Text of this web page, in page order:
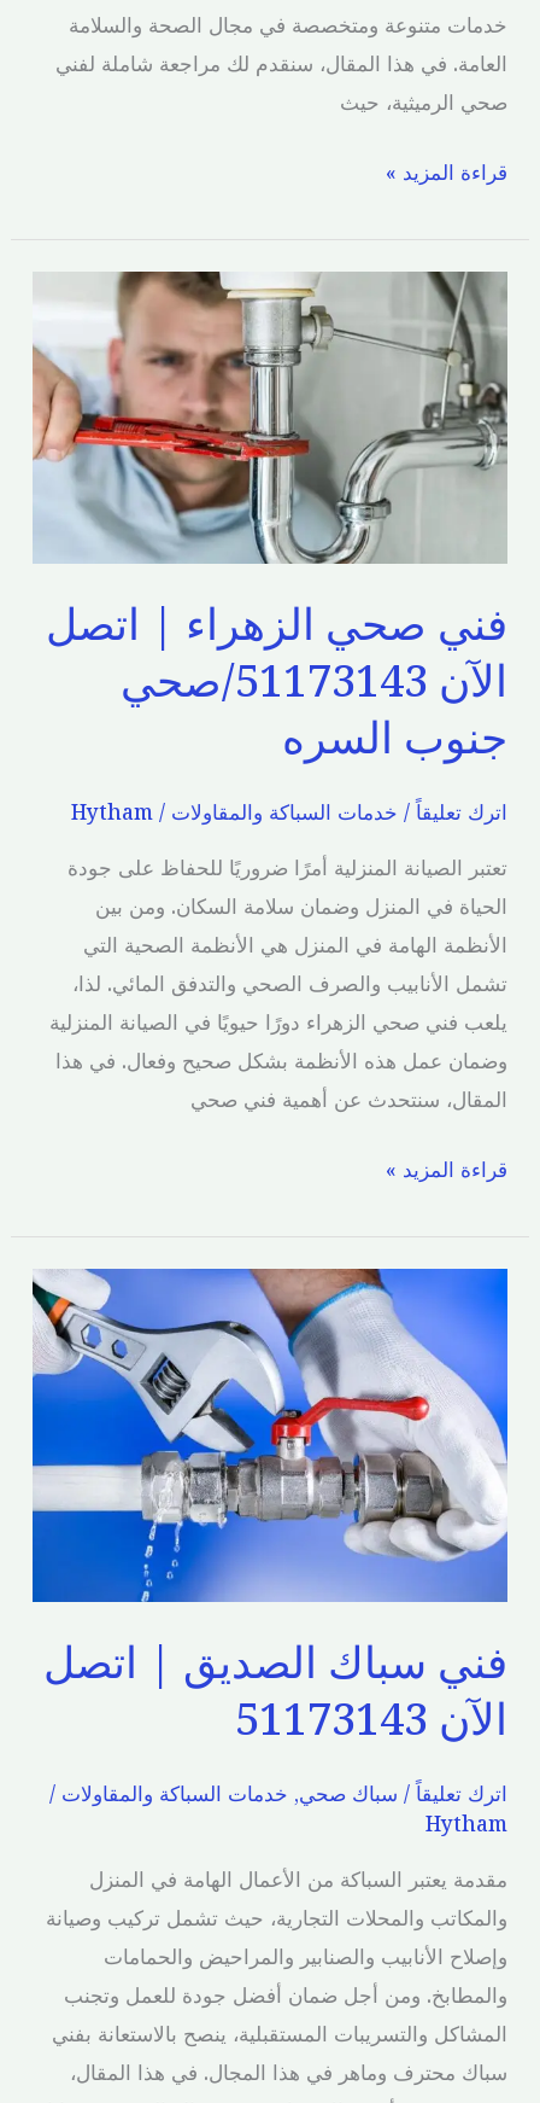
خدمات متنوعة ومتخصصة في مجال الصحة والسلامة
العامة. في هذا المقال، سنقدم لك مراجعة شاملة لفني
صحي الرميثية، حيث
قراءة المزيد »
فني صحي الزهراء | اتصل
الآن 51173143/صحي
جنوب السره
اترك تعليقاً / خدمات السباكة والمقاولات /
Hytham
تعتبر الصيانة المنزلية أمرًا ضروريًا للحفاظ على جودة
الحياة في المنزل وضمان سلامة السكان. ومن بين
الأنظمة الهامة في المنزل هي الأنظمة الصحية التي
تشمل الأنابيب والصرف الصحي والتدفق المائي. لذا،
يلعب فني صحي الزهراء دورًا حيويًا في الصيانة المنزلية
وضمان عمل هذه الأنظمة بشكل صحيح وفعال. في هذا
المقال، سنتحدث عن أهمية فني صحي
فني
صحي
الزهراء
|
اتصل
الآن
صحي
السره
قراءة المزيد »
فني سباك الصديق | اتصل
الآن 51173143
اترك تعليقاً / سباك صحي, خدمات السباكة والمقاولات /
Hytham
مقدمة يعتبر السباكة من الأعمال الهامة في المنزل
والمكاتب والمحلات التجارية، حيث تشمل تركيب وصيانة
وإصلاح الأنابيب والصنابير والمراحيض والحمامات
والمطابخ. ومن أجل ضمان أفضل جودة للعمل وتجنب
المشاكل والتسريبات المستقبلية، ينصح بالاستعانة بفني
سباك محترف وماهر في هذا المجال. في هذا المقال،
سباك
الصديق
|
اتصل
الآن
51173143